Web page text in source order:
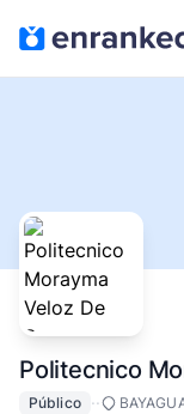
Politecnico
Público ··